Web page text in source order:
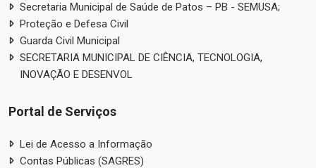
Secretaria Municipal de Saúde de Patos – PB - SEMUSA;
Proteção e Defesa Civil
Guarda Civil Municipal
SECRETARIA MUNICIPAL DE CIÊNCIA, TECNOLOGIA,
INOVAÇÃO E DESENVOL
Portal de Serviços
Lei de Acesso a Informação
Contas Públicas (SAGRES)